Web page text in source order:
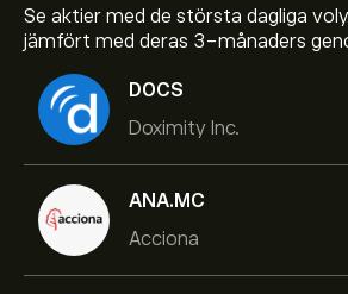
Se aktier med de största dagliga
jämfört med deras 3-månaders
DOCS
Doximity Inc.
ANA.MC
Acciona